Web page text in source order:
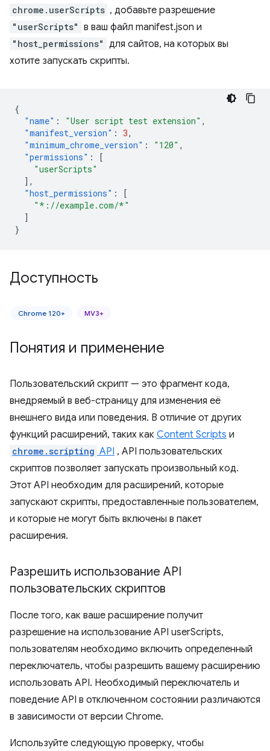
chrome.userScripts , добавьте разрешение
"userScripts" в ваш файл manifest.json и
"host_permissions" для сайтов, на которых вы
хотите запускать скрипты.
{
"name" : "User script test extension" ,
"manifest_version" : 3,
"minimum_chrome_version" : "120" ,
"permissions" :
[
"userScripts"
],
"host_permissions" :
[
"*://example.com/*"
]
}
Доступность
Chrome 120+ MV3+
Понятия и применение
Пользовательский скрипт — это фрагмент кода,
внедряемый в веб-страницу для изменения её
внешнего вида или поведения. В отличие от других
функций расширений, таких как Content Scripts и
chrome.scripting API , API пользовательских
скриптов позволяет запускать произвольный код.
Этот API необходим для расширений, которые
запускают скрипты, предоставленные пользователем,
и которые не могут быть включены в пакет
расширения.
Разрешить использование API
пользовательских скриптов
После того, как ваше расширение получит
разрешение на использование API userScripts,
пользователям необходимо включить определенный
переключатель, чтобы разрешить вашему расширению
использовать API. Необходимый переключатель и
поведение API в отключенном состоянии различаются
в зависимости от версии Chrome.
Используйте следующую проверку, чтобы